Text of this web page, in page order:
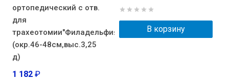
ортопедический с отв.
для
трахеотомии"Филадельфия"
(окр.46-48см,выс.3,25
д)
1 182 ₽
В корзину